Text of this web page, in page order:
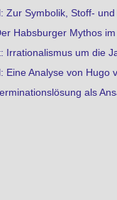
Zur Symbolik, Stoff-
Habsburger Mythos
Irrationalismus um die
Eine Analyse von Hugo
als